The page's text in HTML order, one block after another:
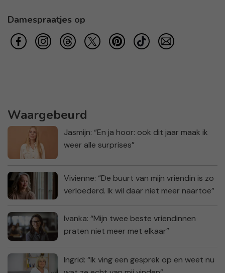
Damespraatjes op
Waargebeurd
Jasmijn: “En ja hoor: ook dit jaar maak ik
weer alle surprises”
Vivienne: “De buurt van mijn vriendin is zo
verloederd. Ik wil daar niet meer naartoe”
Ivanka: “Mijn twee beste vriendinnen
praten niet meer met elkaar”
Ingrid: “Ik ving een gesprek op en weet nu